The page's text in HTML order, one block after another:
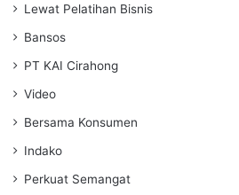
Lewat Pelatihan Bisnis
Bansos
PT KAI Cirahong
Video
Bersama Konsumen
Indako
Perkuat Semangat